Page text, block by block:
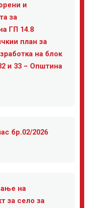
и
за
ГП 14.8
план за
на блок
и 33 – Општина
бр.02/2026
на
за село за